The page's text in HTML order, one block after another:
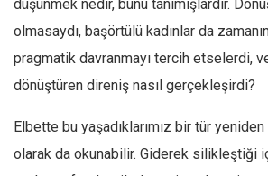
düşünmek nedir, bunu tanımışlardır.
olmasaydı, başörtülü kadınlar da
pragmatik davranmayı tercih etselerdi,
dönüştüren direniş nasıl gerçekleşirdi?
Elbette bu yaşadıklarımız bir tür yeniden
olarak da okunabilir. Giderek silikleştiği